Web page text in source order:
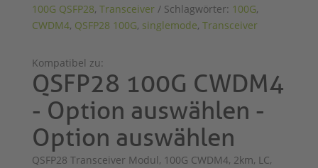
100G QSFP28, Transceiver Schlagwörter: 100G,
CWDM4, QSFP28 100G, singlemode, Transceiver
Kompatibel zu:
QSFP28 100G CWDM4
- Option auswählen -
Option auswählen
QSFP28 Transceiver Modul, 100G CWDM4, 2km, LC,